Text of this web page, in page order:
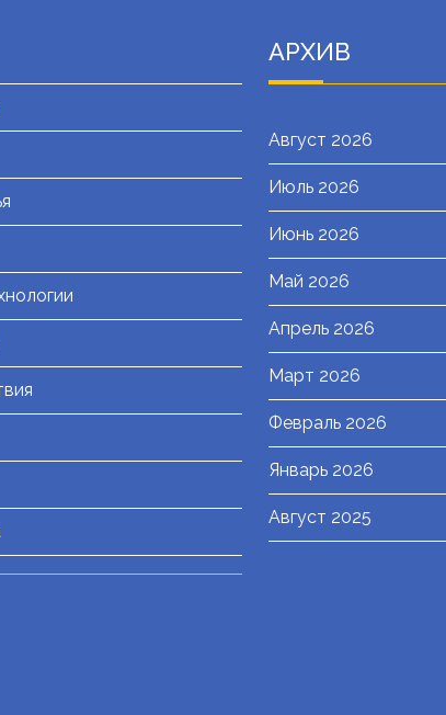
АРХИВ
Август 2026
Июль 2026
Июнь 2026
Май 2026
Апрель 2026
Март 2026
Февраль 2026
Январь 2026
Август 2025